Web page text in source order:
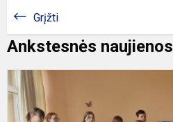
Grįžti
Ankstesnės naujienos